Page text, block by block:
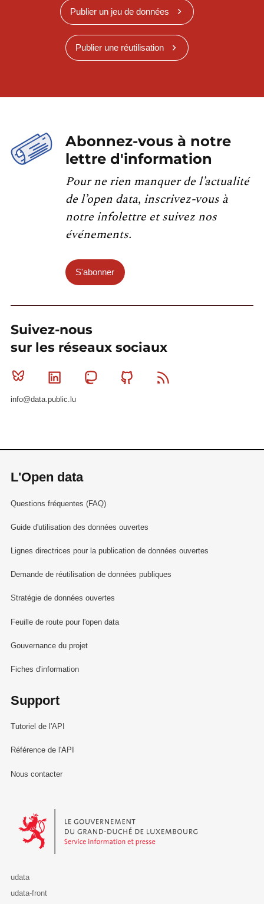
Publier un jeu de données
Publier une réutilisation
Abonnez-vous à notre
lettre d'information
Pour ne rien manquer de l’actualité
de l’open data, inscrivez-vous à
notre infolettre et suivez nos
événements.
S'abonner
Suivez-nous
sur les réseaux sociaux
Bluesky Linkedin MastodonGithub
info@data.public.lu
L'Open data
Questions fréquentes (FAQ)
Guide d'utilisation des données ouvertes
Lignes directrices pour la publication de données ouvertes
Demande de réutilisation de données publiques
Stratégie de données ouvertes
Feuille de route pour l'open data
Gouvernance du projet
Fiches d'information
Support
Tutoriel de l'API
Référence de l'API
Nous contacter
Le Gouvernement du Grand-Duché de Luxembourg - Service
udata
udata-front